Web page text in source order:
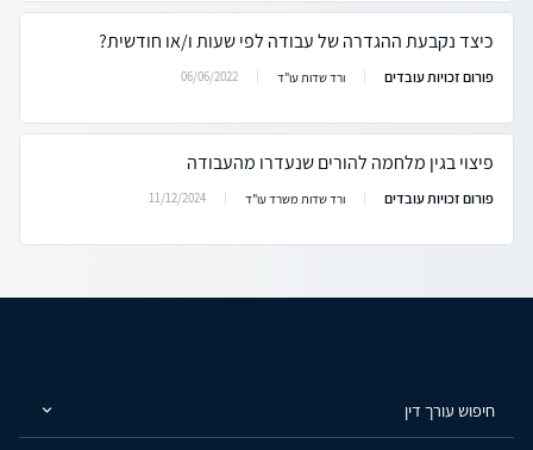
כיצד נקבעת ההגדרה של עבודה לפי שעות ו/או חודשית?
פורום זכויות עובדים ורד שדות עו"ד 06/06/2022
פיצוי בגין מלחמה להורים שנעדרו מהעבודה
פורום זכויות עובדים ורד שדות משרד עו"ד 11/12/2024
חיפוש עורך דין